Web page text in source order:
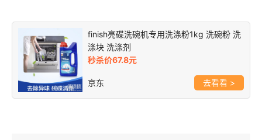
finish亮碟洗碗机专用洗涤粉1kg 洗碗粉 洗
涤块 洗涤剂
秒杀价67.8元
京东 >